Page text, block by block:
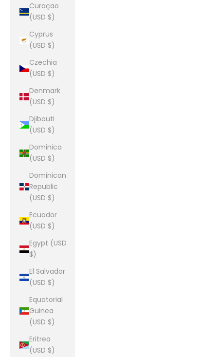
Curaçao
(USD $)
Cyprus
(USD $)
Czechia
(USD $)
Denmark
(USD $)
Djibouti
(USD $)
Dominica
(USD $)
Dominican
Republic
(USD $)
Ecuador
(USD $)
Egypt (USD
$)
El Salvador
(USD $)
Equatorial
Guinea
(USD $)
Eritrea
(USD $)